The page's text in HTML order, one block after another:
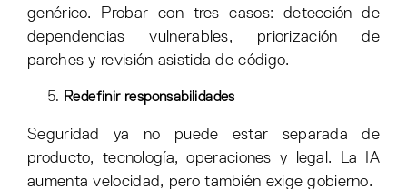
genérico. Probar con tres casos: detección de
dependencias vulnerables, priorización de
parches y revisión asistida de código.
Redefinir responsabilidades
Seguridad ya no puede estar separada de
producto, tecnología, operaciones y legal. La IA
aumenta velocidad, pero también exige gobierno.